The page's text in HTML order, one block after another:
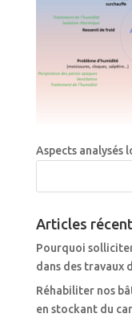
Aspects analysés
Articles
Pourquoi
dans des travaux
Réhabiliter nos
en stockant du